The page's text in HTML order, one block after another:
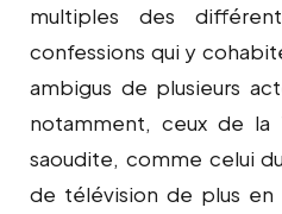
multiples des
confessions qui y
ambigus de plusieurs
notamment, ceux de la
saoudite, comme celui
de télévision de plus en